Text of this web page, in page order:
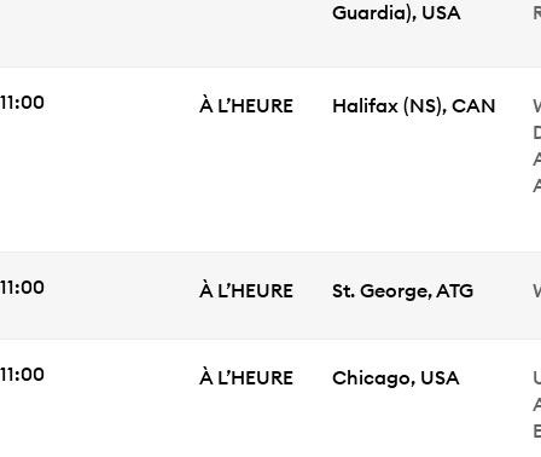
Guardia), USA
HEURE DE DÉPART
11:00 ÉTAT
À L’HEURE Ville
Halifax (NS),CAN
HEURE DE DÉPART
11:00 ÉTAT
À L’HEURE Ville
St. George,ATG
HEURE DE DÉPART
11:00 ÉTAT
À L’HEURE Ville
Chicago, USA